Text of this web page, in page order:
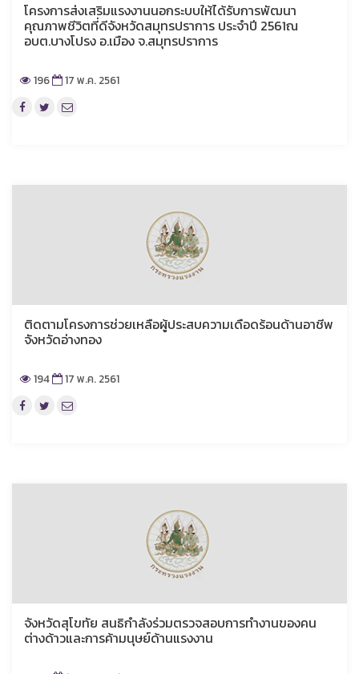
โครงการส่งเสริมแรงงานนอกระบบให้ได้รับการพัฒนา
คุณภาพชีวิตที่ดีจังหวัดสมุทรปราการ ประจำปี 2561ณ
อบต.บางโปรง อ.เมือง จ.สมุทรปราการ
196 17 พ.ค. 2561
ติดตามโครงการช่วยเหลือผู้ประสบความเดือดร้อนด้านอาชีพ
จังหวัดอ่างทอง
194 17 พ.ค. 2561
จังหวัดสุโขทัย สนธิกำลังร่วมตรวจสอบการทำงานของคน
ต่างด้าวและการค้ามนุษย์ด้านแรงงาน